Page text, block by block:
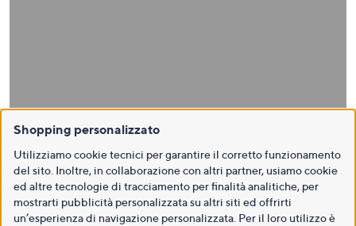
Shopping personalizzato
Utilizziamo cookie tecnici per garantire il corretto funzionamento
del sito. Inoltre, in collaborazione con altri partner, usiamo cookie
ed altre tecnologie di tracciamento per finalità analitiche, per
mostrarti pubblicità personalizzata su altri siti ed offrirti
un’esperienza di navigazione personalizzata. Per il loro utilizzo è